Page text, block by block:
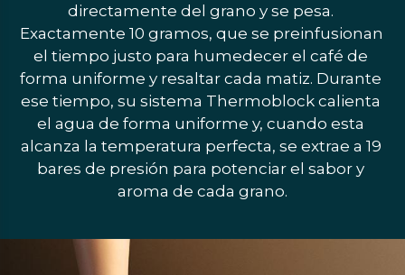
directamente del grano y se pesa.
Exactamente 10 gramos, que se preinfusionan
el tiempo justo para humedecer el café de
forma uniforme y resaltar cada matiz. Durante
ese tiempo, su sistema Thermoblock calienta
el agua de forma uniforme y, cuando esta
alcanza la temperatura perfecta, se extrae a 19
bares de presión para potenciar el sabor y
aroma de cada grano.